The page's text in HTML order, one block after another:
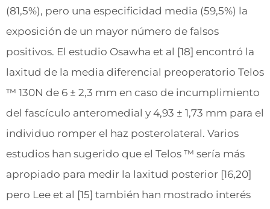
(81,5%), pero una especificidad media (59,5%) la
exposición de un mayor número de falsos
positivos. El estudio Osawha et al [18] encontró la
laxitud de la media diferencial preoperatorio Telos
™ 130N de 6 ± 2,3 mm en caso de incumplimiento
del fascículo anteromedial y 4,93 ± 1,73 mm para el
individuo romper el haz posterolateral. Varios
estudios han sugerido que el Telos ™ sería más
apropiado para medir la laxitud posterior [16,20]
pero Lee et al [15] también han mostrado interés